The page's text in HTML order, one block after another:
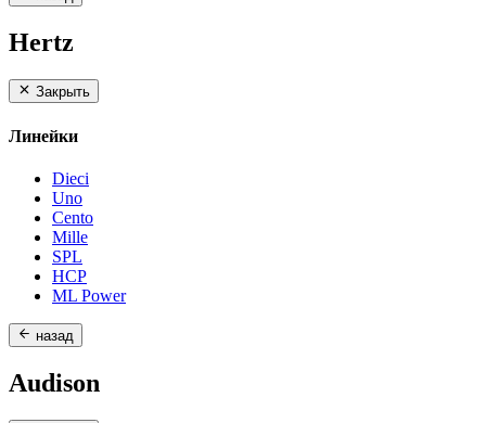
Hertz
Закрыть
Линейки
Dieci
Uno
Cento
Mille
SPL
HCP
ML Power
назад
Audison